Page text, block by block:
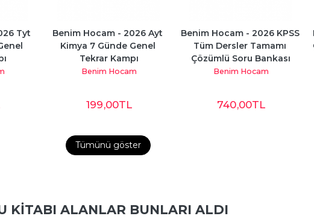
Tyt
Benim Hocam - 2026 Ayt
Kimya 7 Günde Genel
Tekrar Kampı
Benim Hocam
199,00TL
Benim Hocam - 2026 KPSS
Tüm Dersler Tamamı
Çözümlü Soru Bankası
Benim Hocam
740,00TL
Tümünü göster
KITABI ALANLAR BUNLARI ALDI